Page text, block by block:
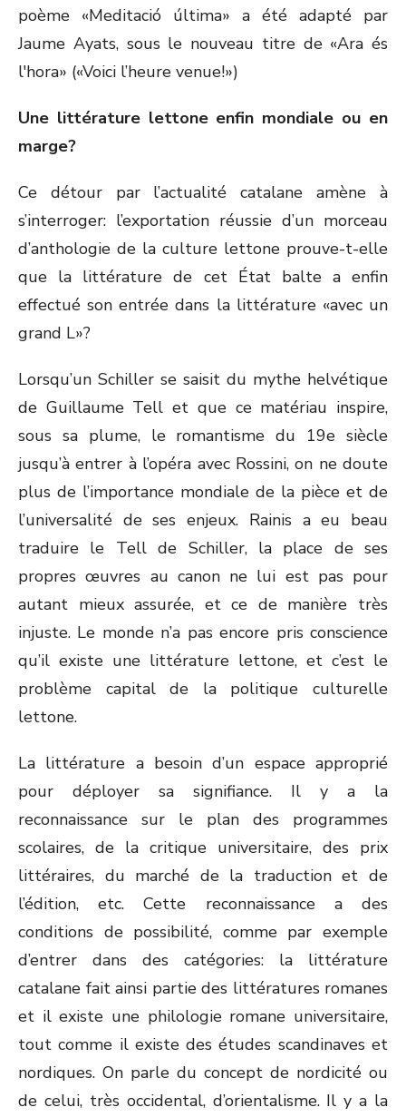
poème «Meditació última» a été adapté par
Jaume Ayats, sous le nouveau titre de «Ara és
l'hora» («Voici l’heure venue!»)
Une littérature lettone enfin mondiale ou en
marge?
Ce détour par l’actualité catalane amène à
s’interroger: l’exportation réussie d’un morceau
d’anthologie de la culture lettone prouve-t-elle
que la littérature de cet État balte a enfin
effectué son entrée dans la littérature «avec un
grand L»?
Lorsqu’un Schiller se saisit du mythe helvétique
de Guillaume Tell et que ce matériau inspire,
sous sa plume, le romantisme du 19e siècle
jusqu’à entrer à l’opéra avec Rossini, on ne doute
plus de l’importance mondiale de la pièce et de
l’universalité de ses enjeux. Rainis a eu beau
traduire le Tell de Schiller, la place de ses
propres œuvres au canon ne lui est pas pour
autant mieux assurée, et ce de manière très
injuste. Le monde n’a pas encore pris conscience
qu’il existe une littérature lettone, et c’est le
problème capital de la politique culturelle
lettone.
La littérature a besoin d’un espace approprié
pour déployer sa signifiance. Il y a la
reconnaissance sur le plan des programmes
scolaires, de la critique universitaire, des prix
littéraires, du marché de la traduction et de
l’édition, etc. Cette reconnaissance a des
conditions de possibilité, comme par exemple
d’entrer dans des catégories: la littérature
catalane fait ainsi partie des littératures romanes
et il existe une philologie romane universitaire,
tout comme il existe des études scandinaves et
nordiques. On parle du concept de nordicité ou
de celui, très occidental, d’orientalisme. Il y a la